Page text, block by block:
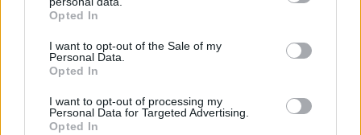
grant or deny consent to Google and its third-party tags to
use your data for below specified purposes in below Google
consent section.
Opted In
I want to opt-out of the Sale of my
Personal Data.
Opted In
I want to opt-out of processing my
Personal Data for Targeted Advertising.
Opted In
Εθνική Τράπεζα: Η κορυφαία επιλογή για τη χρηματοδότηση
29.07.2026, 09:39